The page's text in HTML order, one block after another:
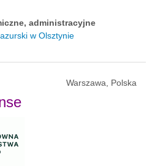
administracyjne
w Olsztynie
Warszawa, Polska